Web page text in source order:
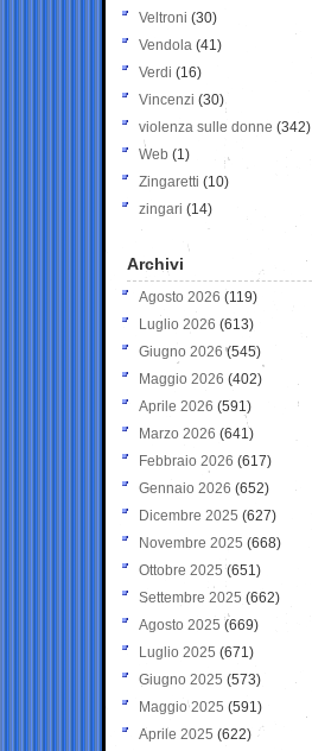
Veltroni (30)
Vendola (41)
Verdi (16)
Vincenzi (30)
violenza sulle donne (342)
Web (1)
Zingaretti (10)
zingari (14)
Archivi
Agosto 2026 (119)
Luglio 2026 (613)
Giugno 2026 (545)
Maggio 2026 (402)
Aprile 2026 (591)
Marzo 2026 (641)
Febbraio 2026 (617)
Gennaio 2026 (652)
Dicembre 2025 (627)
Novembre 2025 (668)
Ottobre 2025 (651)
Settembre 2025 (662)
Agosto 2025 (669)
Luglio 2025 (671)
Giugno 2025 (573)
Maggio 2025 (591)
Aprile 2025 (622)